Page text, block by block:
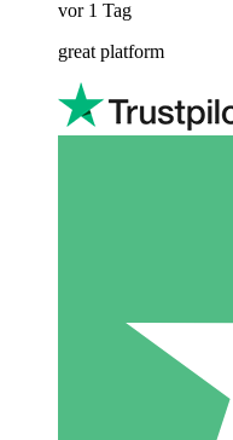
vor 1 Tag
great platform